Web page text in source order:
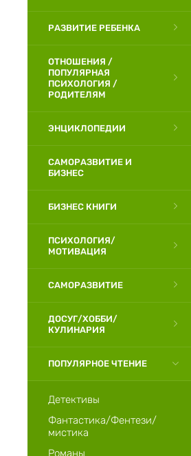
РАЗВИТИЕ РЕБЕНКА
ОТНОШЕНИЯ /
ПОПУЛЯРНАЯ
ПСИХОЛОГИЯ /
РОДИТЕЛЯМ
ЭНЦИКЛОПЕДИИ
САМОРАЗВИТИЕ И
БИЗНЕС
БИЗНЕС КНИГИ
ПСИХОЛОГИЯ/
МОТИВАЦИЯ
САМОРАЗВИТИЕ
ДОСУГ/ХОББИ/
КУЛИНАРИЯ
ПОПУЛЯРНОЕ ЧТЕНИЕ
Детективы
Фантастика/Фентези/
мистика
Романы